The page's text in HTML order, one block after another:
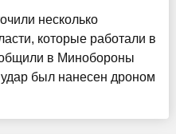
несколько
которые работали в
в Минобороны
был нанесен дроном